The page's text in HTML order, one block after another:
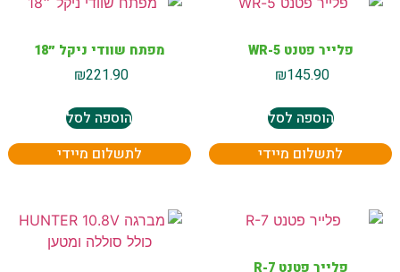
פלייר פטנט 5-WR
₪145.90
הוספה לסל
לתשלום מיידי
מפתח שוודי ניקל ״18
₪221.90
הוספה לסל
לתשלום מיידי
פלייר פטנט R-7